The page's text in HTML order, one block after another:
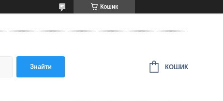
Кошик
Знайти КОШИК